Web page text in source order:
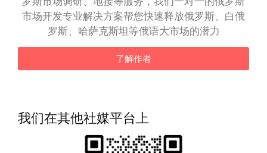
市场开发专业解决方案帮您快速释放俄罗斯、白俄
罗斯、哈萨克斯坦等俄语大市场的潜力
了解作者
我们在其他社媒平台上